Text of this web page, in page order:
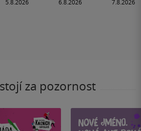
za pozornost